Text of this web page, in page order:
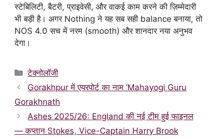
स्टेबिलिटी, बैटरी, प्राइवेसी, और वाकई काम करने की ज़िम्मेदारी
भी बड़ी है। अगर Nothing ने यह सब सही balance बनाया, तो
NOS 4.0 सच में नरम (smooth) और शानदार नया अनुभव
देगा।
Categories
टेक्नोलॉजी
Gorakhpur में एयरपोर्ट का नाम ‘Mahayogi Guru
Gorakhnath
Ashes 2025/26: England की नई टीम हुई फाइनल
— कप्तान Stokes, Vice-Captain Harry Brook